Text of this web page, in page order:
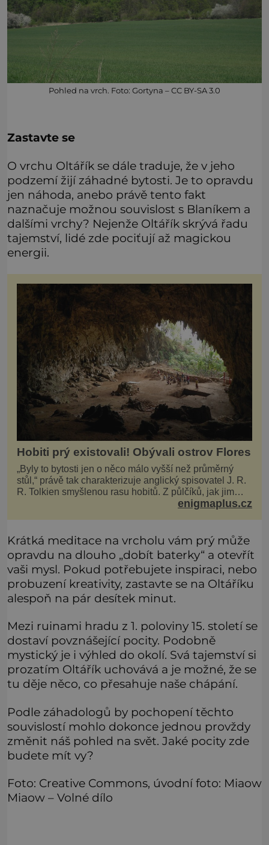
Pohled na vrch. Foto: Gortyna – CC BY-SA 3.0
Zastavte se
O vrchu Oltářík se dále traduje, že v jeho
podzemí žijí záhadné bytosti. Je to opravdu
jen náhoda, anebo právě tento fakt
naznačuje možnou souvislost s Blaníkem a
dalšími vrchy? Nejenže Oltářík skrývá řadu
tajemství, lidé zde pociťují až magickou
energii.
Hobiti prý existovali! Obývali ostrov Flores
„Byly to bytosti jen o něco málo vyšší než průměrný
stůl,“ právě tak charakterizuje anglický spisovatel J. R.
R. Tolkien smyšlenou rasu hobitů. Z půlčíků, jak jim
říká, následně udělá hlavní hrdiny svých slavných
enigmaplus.cz
Krátká meditace na vrcholu vám prý může
opravdu na dlouho „dobít baterky“ a otevřít
vaši mysl. Pokud potřebujete inspiraci, nebo
probuzení kreativity, zastavte se na Oltáříku
alespoň na pár desítek minut.
Mezi ruinami hradu z 1. poloviny 15. století se
dostaví povznášející pocity. Podobně
mystický je i výhled do okolí. Svá tajemství si
prozatím Oltářík uchovává a je možné, že se
tu děje něco, co přesahuje naše chápání.
Podle záhadologů by pochopení těchto
souvislostí mohlo dokonce jednou provždy
změnit náš pohled na svět. Jaké pocity zde
budete mít vy?
Foto: Creative Commons, úvodní foto: Miaow
Miaow – Volné dílo